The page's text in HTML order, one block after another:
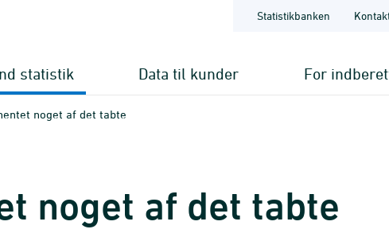
Statistikbanken
statistik Data til kunder For
noget af det tabte
noget af det tabte